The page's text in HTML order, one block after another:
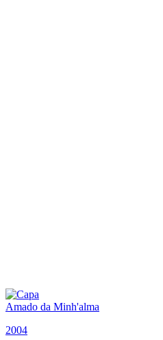
Amado da Minh'alma
2004